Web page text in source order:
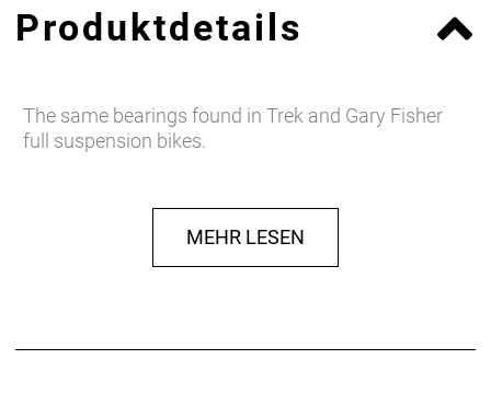
Produktdetails
The same bearings found in Trek and Gary Fisher
full suspension bikes.
MEHR LESEN